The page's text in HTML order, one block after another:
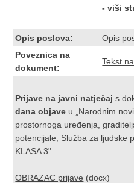
- viši
Opis poslova:
Opis
Poveznica na
dokument:
Tekst
Prijave na javni natječaj s
dana objave u „Narodnim
prostornoga uređenja,
potencijale, Služba za ljudske
KLASA 3"
OBRAZAC prijave (docx)